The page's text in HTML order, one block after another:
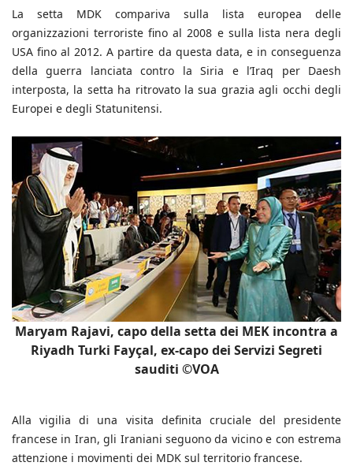
La setta MDK compariva sulla lista europea delle
organizzazioni terroriste fino al 2008 e sulla lista nera degli
USA fino al 2012. A partire da questa data, e in conseguenza
della guerra lanciata contro la Siria e l’Iraq per Daesh
interposta, la setta ha ritrovato la sua grazia agli occhi degli
Europei e degli Statunitensi.
Maryam Rajavi, capo della setta dei MEK incontra a
Riyadh Turki Fayçal, ex-capo dei Servizi Segreti
sauditi ©VOA
Alla vigilia di una visita definita cruciale del presidente
francese in Iran, gli Iraniani seguono da vicino e con estrema
attenzione i movimenti dei MDK sul territorio francese.